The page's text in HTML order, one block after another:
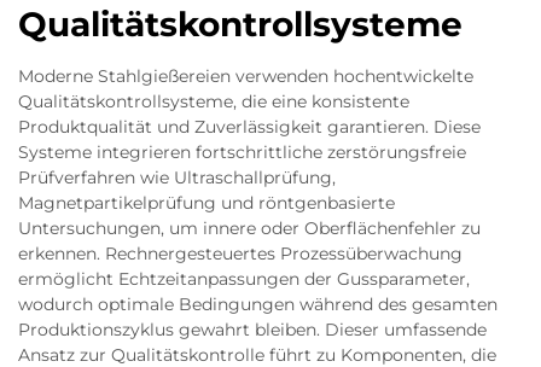
Qualitätskontrollsysteme
Moderne Stahlgießereien verwenden hochentwickelte
Qualitätskontrollsysteme, die eine konsistente
Produktqualität und Zuverlässigkeit garantieren. Diese
Systeme integrieren fortschrittliche zerstörungsfreie
Prüfverfahren wie Ultraschallprüfung,
Magnetpartikelprüfung und röntgenbasierte
Untersuchungen, um innere oder Oberflächenfehler zu
erkennen. Rechnergesteuertes Prozessüberwachung
ermöglicht Echtzeitanpassungen der Gussparameter,
wodurch optimale Bedingungen während des gesamten
Produktionszyklus gewahrt bleiben. Dieser umfassende
Ansatz zur Qualitätskontrolle führt zu Komponenten, die